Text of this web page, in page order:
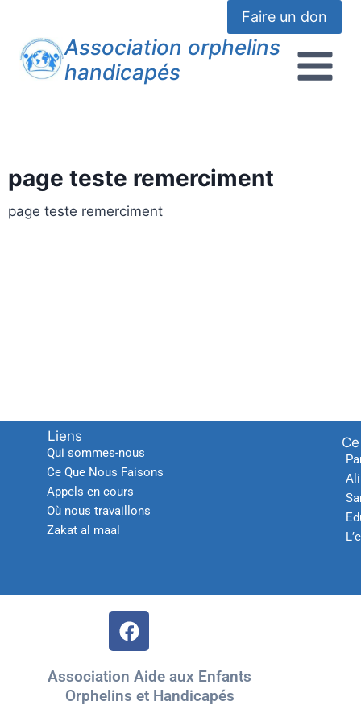
Faire un don
Association orphelins
handicapés
page teste remerciment
page teste remerciment
Liens
Qui sommes-nous
Ce Que Nous Faisons
Appels en cours
Où nous travaillons
Zakat al maal
Association Aide aux Enfants
Orphelins et Handicapés